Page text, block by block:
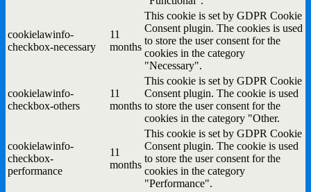
cookielawinfo-
checkbox-necessary
11
months
This cookie is set by GDPR Cookie
Consent plugin. The cookies is used
to store the user consent for the
cookies in the category
"Necessary".
cookielawinfo-
checkbox-others
11
months
This cookie is set by GDPR Cookie
Consent plugin. The cookie is used
to store the user consent for the
cookies in the category "Other.
cookielawinfo-
checkbox-
performance
11
months
This cookie is set by GDPR Cookie
Consent plugin. The cookie is used
to store the user consent for the
cookies in the category
"Performance".